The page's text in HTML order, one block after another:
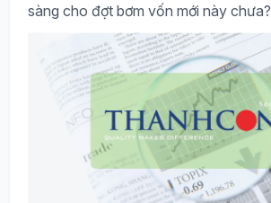
sàng cho đợt bơm vốn mới này chưa?